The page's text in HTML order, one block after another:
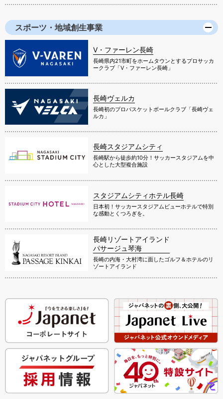
スポーツ・地域創生事業
V・ファーレン長崎
長崎県内21市町をホームタウンとするプロサッカ
ークラブ「V・ファーレン長崎」
長崎ヴェルカ
長崎初のプロバスケットボールクラブ「長崎ヴェ
ルカ」
長崎スタジアムシティ
長崎駅から徒歩約10分！サッカースタジアムを中
心とした大型複合施設
スタジアムシティホテル長崎
日本初！サッカースタジアムビューホテルで特別
な感動とくつろぎを。
長崎リゾートアイランド
パサージュ琴海
長崎の内海・大村湾に面したゴルフ＆ホテルのリ
ゾートアイランド